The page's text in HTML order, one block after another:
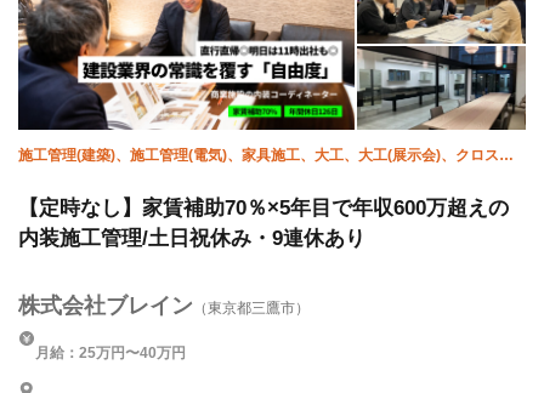
直帰・直行OK
施工管理(建築)、施工管理(電気)、家具施工、大工、大工(展示会)、クロス、
【定時なし】家賃補助70％×5年目で年収600万超えの
内装施工管理/土日祝休み・9連休あり
株式会社ブレイン （東京都三鷹市）
月給：25万円〜40万円